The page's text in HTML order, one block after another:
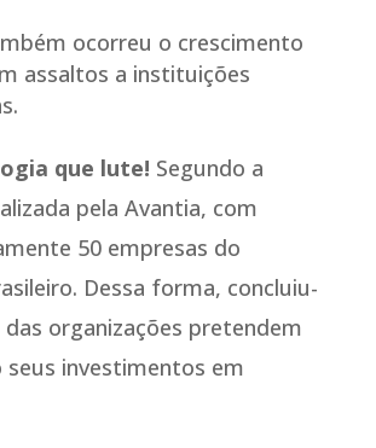
ocorreu o crescimento
assaltos a instituições
que lute! Segundo a
pela Avantia, com
50 empresas do
Dessa forma, concluiu-
das organizações pretendem
investimentos em